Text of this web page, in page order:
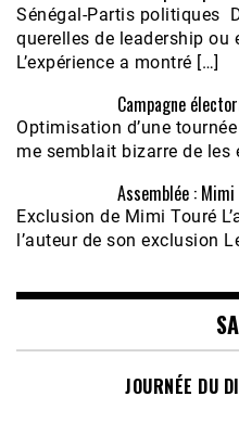
Sénégal-Partis politiques
querelles de leadership ou
L’expérience a montré […]
Campagne
Optimisation d’une
me semblait bizarre de les
Assemblée :
Exclusion de Mimi Touré
l’auteur de son exclusion
JOURNÉE DU